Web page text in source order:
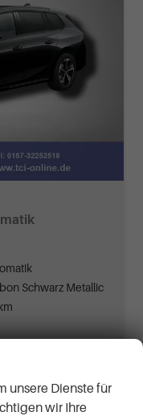
Schwarz Metallic
unsere Dienste für
wir Ihre